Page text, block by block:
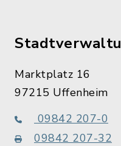
Marktplatz 16
97215 Uffenheim
09842 207-0
09842 207-32